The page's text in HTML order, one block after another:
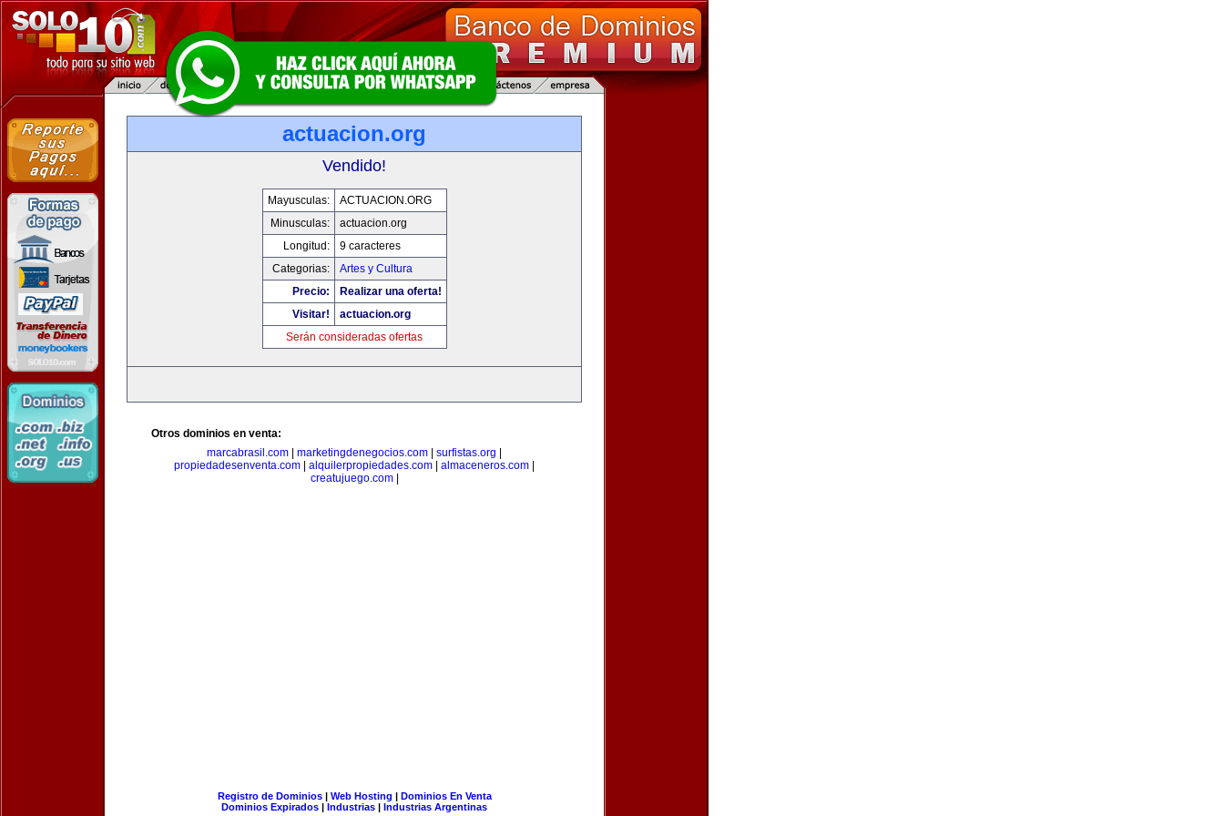
actuacion.org
Vendido!
Mayusculas:
ACTUACION.ORG
Minusculas:
actuacion.org
Longitud:
9 caracteres
Categorias:
Artes y Cultura
Precio:
Realizar una oferta!
Visitar!
actuacion.org
Serán consideradas ofertas
Otros dominios en venta:
marcabrasil.com
marketingdenegocios.com surfistas.org
propiedadesenventa.com
alquilerpropiedades.com almaceneros.com
creatujuego.com|
Registro de Dominios| Web Hosting | Dominios En Venta
Dominios Expirados | Industrias | Industrias Argentinas